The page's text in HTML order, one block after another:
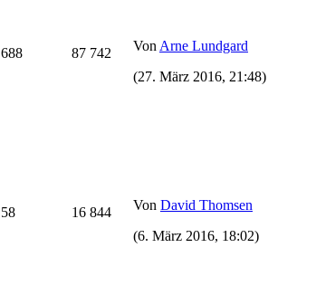
688 87 742 Von Arne Lundgard
(27. März 2016, 21:48)
58 16 844 Von David Thomsen
(6. März 2016, 18:02)